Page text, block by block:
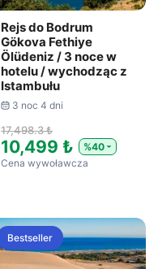
Rejs do Bodrum
Gökova Fethiye
Ölüdeniz / 3 noce w
hotelu / wychodząc z
Istambułu
3 noc 4 dni
17,498.3 ₺
10,499 ₺
%40
Cena wywoławcza
Bestseller